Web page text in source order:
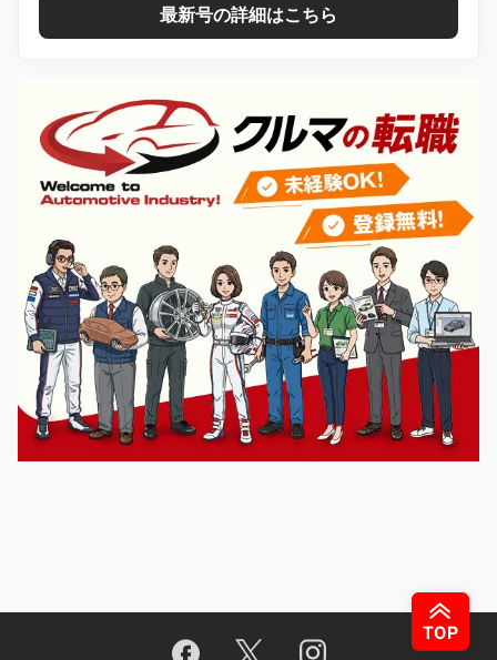
最新号の詳細はこちら